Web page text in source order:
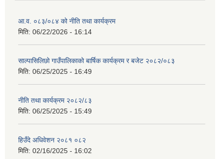
आ.व. ०८३/०८४ को नीति तथा कार्यक्रम
मिति: 06/22/2026 - 16:14
साल्पासिलिछो गाउँपालिकाको बार्षिक कार्यक्रम र बजेट २०८२/०८३
मिति: 06/25/2025 - 16:49
नीति तथा कार्यक्रम २०८२/८३
मिति: 06/25/2025 - 15:49
हिउँदे अधिवेशन २०८१ ०८२
मिति: 02/16/2025 - 16:02